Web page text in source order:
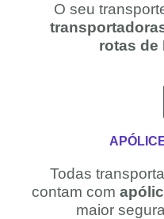
O seu
rotas de
Todas
contam com
maior